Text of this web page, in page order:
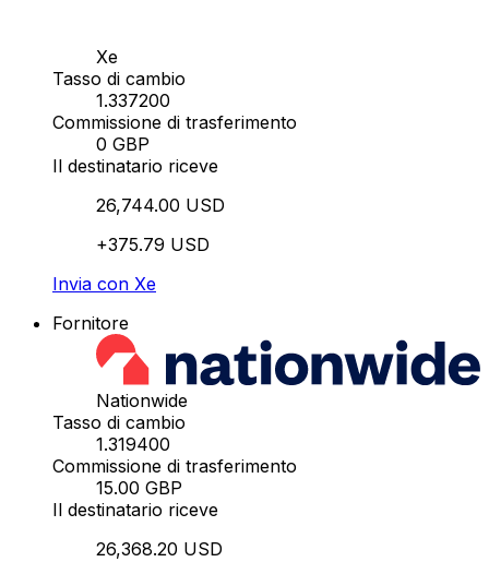
Xe
Tasso di cambio
1.337200
Commissione di trasferimento
0 GBP
Il destinatario riceve
26,744.00 USD
+375.79 USD
Invia con Xe
Fornitore
Nationwide
Tasso di cambio
1.319400
Commissione di trasferimento
15.00 GBP
Il destinatario riceve
26,368.20 USD